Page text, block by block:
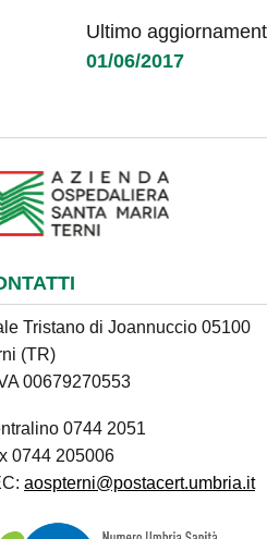
Ultimo
01/06/2017
Tristano di Joannuccio 05100
(TR)
00679270553
0744 2051
0744 205006
aospterni@postacert.umbria.it